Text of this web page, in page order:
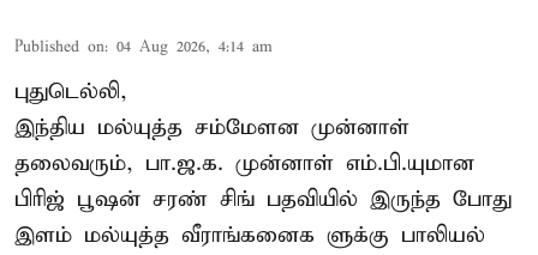
Published on: 04 Aug 2026, 4:14 am
புதுடெல்லி,
இந்திய மல்யுத்த சம்மேளன முன்னாள்
தலைவரும், பா.ஜ.க. முன்னாள் எம்.பி.யுமான
பிரிஜ் பூஷன் சரண் சிங் பதவியில் இருந்த போது
இளம் மல்யுத்த வீராங்கனைக ளுக்கு பாலியல்